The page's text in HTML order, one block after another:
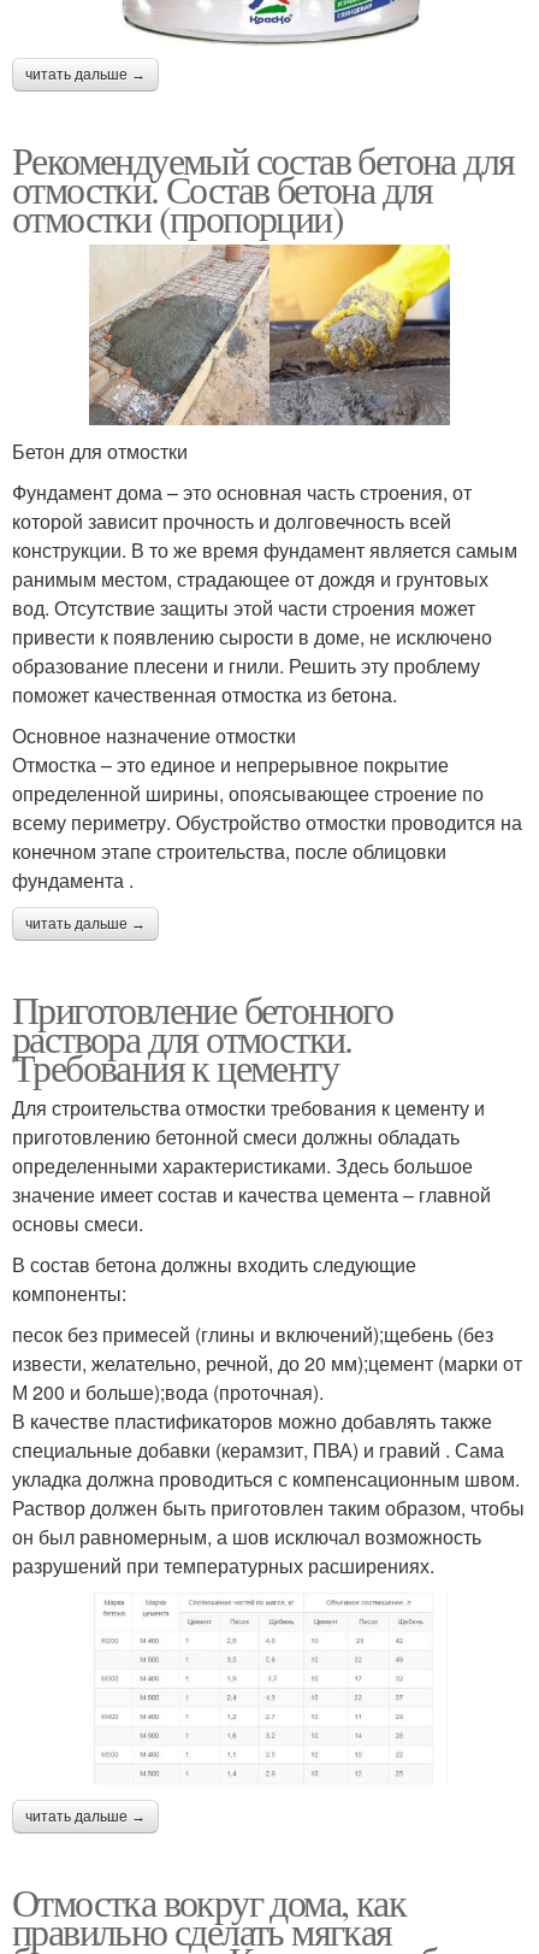
читать дальше →
Рекомендуемый состав бетона для
отмостки. Состав бетона для
отмостки (пропорции)
Бетон для отмостки
Фундамент дома – это основная часть строения, от
которой зависит прочность и долговечность всей
конструкции. В то же время фундамент является самым
ранимым местом, страдающее от дождя и грунтовых
вод. Отсутствие защиты этой части строения может
привести к появлению сырости в доме, не исключено
образование плесени и гнили. Решить эту проблему
поможет качественная отмостка из бетона.
Основное назначение отмостки
Отмостка – это единое и непрерывное покрытие
определенной ширины, опоясывающее строение по
всему периметру. Обустройство отмостки проводится на
конечном этапе строительства, после облицовки
фундамента .
читать дальше →
Приготовление бетонного
раствора для отмостки.
Требования к цементу
Для строительства отмостки требования к цементу и
приготовлению бетонной смеси должны обладать
определенными характеристиками. Здесь большое
значение имеет состав и качества цемента – главной
основы смеси.
В состав бетона должны входить следующие
компоненты:
песок без примесей (глины и включений);щебень (без
извести, желательно, речной, до 20 мм);цемент (марки от
М 200 и больше);вода (проточная).
В качестве пластификаторов можно добавлять также
специальные добавки (керамзит, ПВА) и гравий . Сама
укладка должна проводиться с компенсационным швом.
Раствор должен быть приготовлен таким образом, чтобы
он был равномерным, а шов исключал возможность
разрушений при температурных расширениях.
читать дальше →
Отмостка вокруг дома, как
правильно сделать мягкая